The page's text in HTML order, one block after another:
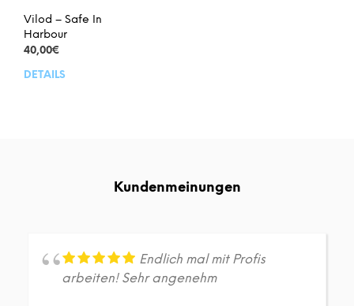
Vilod – Safe In
Harbour
40,00€
DETAILS
Kundenmeinungen
Endlich mal mit Profis
arbeiten! Sehr angenehm